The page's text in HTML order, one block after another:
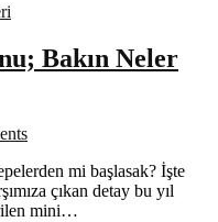
Bakın Neler
mi başlasak? İşte
çıkan detay bu yıl
mini…